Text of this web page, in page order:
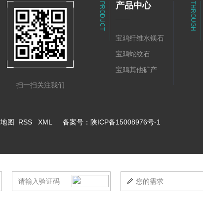
扫一扫关注我们
PRODUCT 产品中心
宝鸡纤维水镁石
宝鸡蛇纹石
宝鸡其他矿产
THROUGH
图 RSS XML 备案号： 陕ICP备15008976号-1